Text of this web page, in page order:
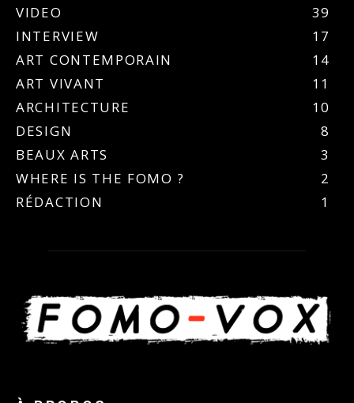
VIDEO
39
INTERVIEW
17
ART CONTEMPORAIN
14
ART VIVANT
11
ARCHITECTURE
10
DESIGN
8
BEAUX ARTS
3
WHERE IS THE FOMO ?
2
RÉDACTION
1